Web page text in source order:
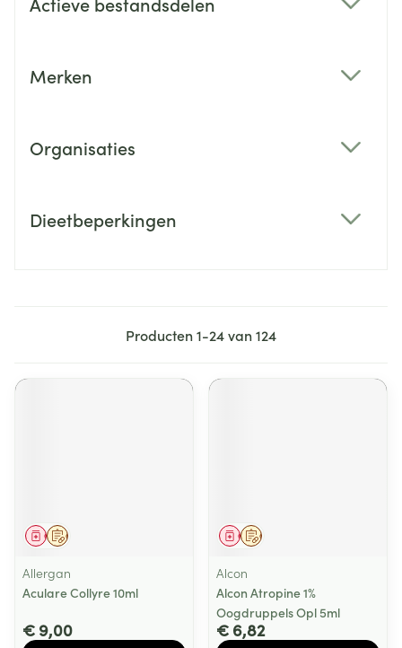
Merken
Organisaties
Dieetbeperkingen
Producten1-24van124
Op voorschrift
Geneesmiddel
Allergan
Aculare Collyre 10ml
€ 9,00
Op voorschrift
Geneesmiddel
Alcon
Alcon Atropine 1%
Oogdruppels Opl 5ml
€ 6,82